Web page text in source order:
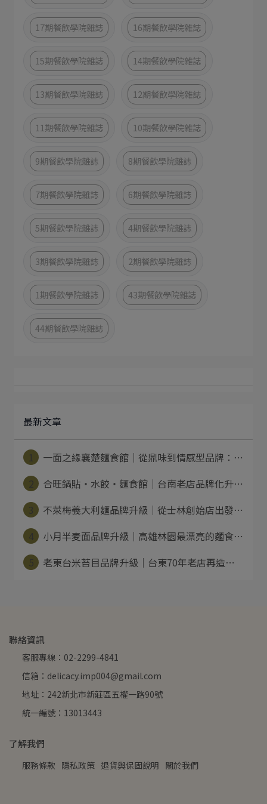
17期餐飲學院雜誌 16期餐飲學院雜誌
15期餐飲學院雜誌 14期餐飲學院雜誌
13期餐飲學院雜誌 12期餐飲學院雜誌
11期餐飲學院雜誌 10期餐飲學院雜誌
9期餐飲學院雜誌 8期餐飲學院雜誌
7期餐飲學院雜誌 6期餐飲學院雜誌
5期餐飲學院雜誌 4期餐飲學院雜誌
3期餐飲學院雜誌 2期餐飲學院雜誌
1期餐飲學院雜誌 43期餐飲學院雜誌
44期餐飲學院雜誌
最新文章
一面之緣襄楚麵食館｜從鼎味到情感型品牌：⋯
合旺鍋貼・水餃・麵食館｜台南老店品牌化升⋯
不萊梅義大利麵品牌升級｜從士林創始店出發⋯
小月半麦面品牌升級｜高雄林園最漂亮的麵食⋯
老東台米苔目品牌升級｜台東70年老店再造⋯
聯絡資訊
客服專線：02-2299-4841
信箱：delicacy.imp004@gmail.com
地址：242新北市新莊區五權一路90號
統一編號：13013443
了解我們
服務條款 隱私政策 退貨與保固說明 關於我們